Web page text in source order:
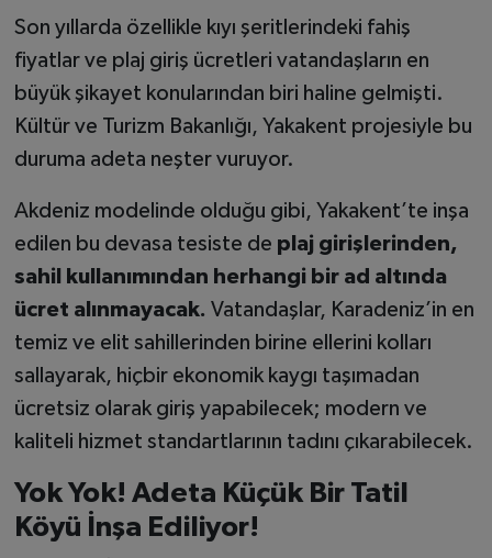
Son yıllarda özellikle kıyı şeritlerindeki fahiş
fiyatlar ve plaj giriş ücretleri vatandaşların en
büyük şikayet konularından biri haline gelmişti.
Kültür ve Turizm Bakanlığı, Yakakent projesiyle bu
duruma adeta neşter vuruyor.
Akdeniz modelinde olduğu gibi, Yakakent’te inşa
edilen bu devasa tesiste de plaj girişlerinden,
sahil kullanımından herhangi bir ad altında
ücret alınmayacak. Vatandaşlar, Karadeniz’in en
temiz ve elit sahillerinden birine ellerini kolları
sallayarak, hiçbir ekonomik kaygı taşımadan
ücretsiz olarak giriş yapabilecek; modern ve
kaliteli hizmet standartlarının tadını çıkarabilecek.
Yok Yok! Adeta Küçük Bir Tatil
Köyü İnşa Ediliyor!